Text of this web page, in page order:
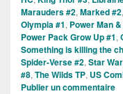
Marauders #2, Marked #2,
Olympia #1, Power Man
Power Pack Grow Up #1,
Something is killing the
Spider-Verse #2, Star
#8, The Wilds TP, US
Publier un commentaire